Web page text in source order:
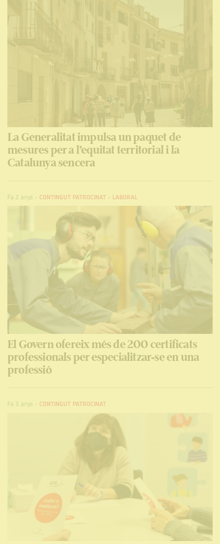
La Generalitat impulsa un paquet de
mesures per a l’equitat territorial i la
Catalunya sencera
Fa 2 anys - CONTINGUT PATROCINAT - LABORAL
El Govern ofereix més de 200 certificats
professionals per especialitzar-se en una
professió
Fa 3 anys - CONTINGUT PATROCINAT